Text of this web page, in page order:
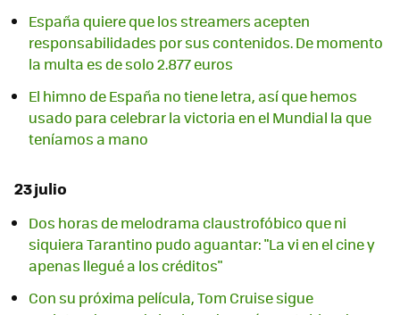
España quiere que los streamers acepten
responsabilidades por sus contenidos. De momento
la multa es de solo 2.877 euros
El himno de España no tiene letra, así que hemos
usado para celebrar la victoria en el Mundial la que
teníamos a mano
23 julio
Dos horas de melodrama claustrofóbico que ni
siquiera Tarantino pudo aguantar: "La vi en el cine y
apenas llegué a los créditos"
Con su próxima película, Tom Cruise sigue